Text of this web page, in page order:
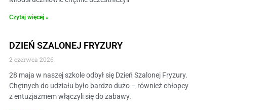
Czytaj więcej »
DZIEŃ SZALONEJ FRYZURY
2 czerwca 2026
28 maja w naszej szkole odbył się Dzień Szalonej Fryzury.
Chętnych do udziału było bardzo dużo – również chłopcy
z entuzjazmem włączyli się do zabawy.